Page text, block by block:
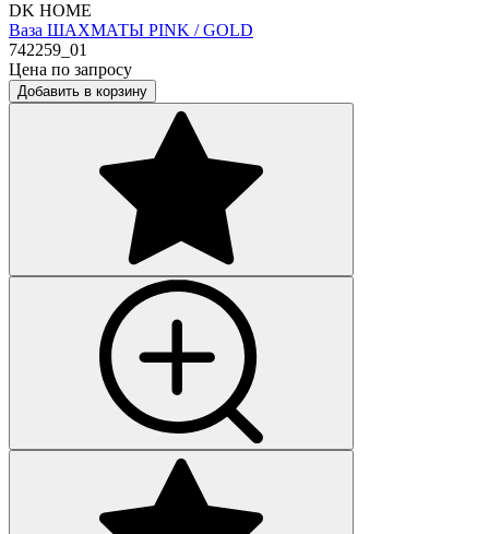
DK HOME
Ваза ШАХМАТЫ PINK / GOLD
742259_01
Цена по запросу
Добавить в корзину